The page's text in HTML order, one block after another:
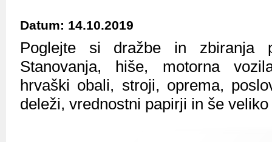
Datum: 14.10.2019
Poglejte si dražbe in zbiranja
Stanovanja, hiše, motorna
hrvaški obali, stroji, oprema,
deleži, vrednostni papirji in še